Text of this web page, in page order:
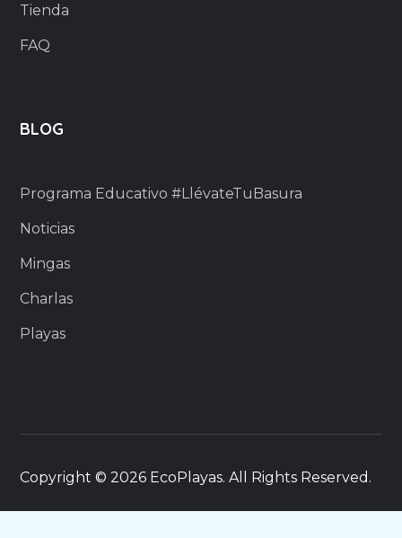
Tienda
FAQ
BLOG
Programa Educativo #LlévateTuBasura
Noticias
Mingas
Charlas
Playas
Copyright © 2026 EcoPlayas. All Rights Reserved.